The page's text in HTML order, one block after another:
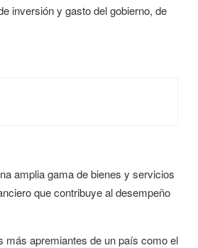
inversión y gasto del gobierno, de
amplia gama de bienes y servicios
que contribuye al desempeño
más apremiantes de un país como el